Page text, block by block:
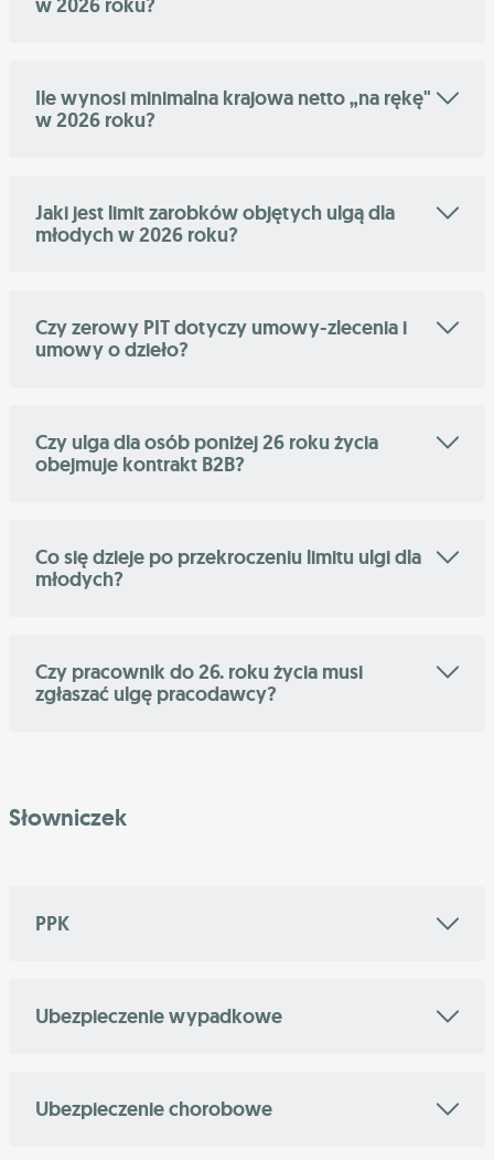
w 2026 roku?
Ile wynosi minimalna krajowa netto „na rękę"
w 2026 roku?
Jaki jest limit zarobków objętych ulgą dla
młodych w 2026 roku?
Czy zerowy PIT dotyczy umowy-zlecenia i
umowy o dzieło?
Czy ulga dla osób poniżej 26 roku życia
obejmuje kontrakt B2B?
Co się dzieje po przekroczeniu limitu ulgi dla
młodych?
Czy pracownik do 26. roku życia musi
zgłaszać ulgę pracodawcy?
Słowniczek
PPK
Ubezpieczenie wypadkowe
Ubezpieczenie chorobowe